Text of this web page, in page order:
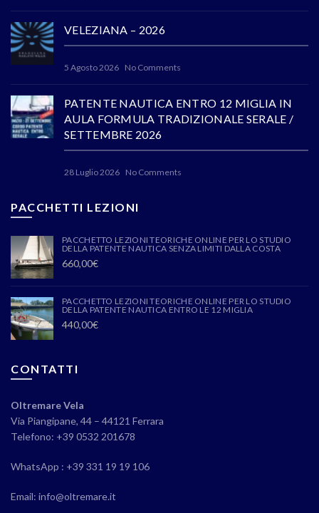
VELEZIANA – 2026
5 Agosto 2026 No Comments
PATENTE NAUTICA ENTRO 12 MIGLIA IN
AULA FORMULA TRADIZIONALE SERALE /
SETTEMBRE 2026
28 Luglio 2026 No Comments
PACCHETTI LEZIONI
PACCHETTO LEZIONI TEORICHE ONLINE PER LO STUDIO
DELLA PATENTE NAUTICA SENZA LIMITI DALLA COSTA
660,00€
PACCHETTO LEZIONI TEORICHE ONLINE PER LO STUDIO
DELLA PATENTE NAUTICA ENTRO LE 12 MIGLIA
440,00€
CONTATTI
Oltremare Vela
Via Piangipane, 44 – 44121 Ferrara
Telefono: +39 0532 201678
WhatsApp : +39 331 19 19 106
Email: info@oltremare.it